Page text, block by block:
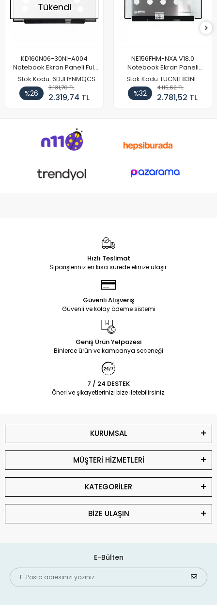
Tükendi
KD160N06-30NI-A004
Notebook Ekran Paneli Full
HD
Stok Kodu: 6DJHYNMQCS
%26
3.131,70 TL
2.319,74 TL
NE156FHM-NXA V18.0
Notebook Ekran Paneli
144Hz
Stok Kodu: LUCNLF83NF
%32
4.115,62 TL
2.781,52 TL
Hızlı Teslimat
Siparişleriniz en kısa sürede elinize ulaşır.
Güvenli Alışveriş
Güvenli ve kolay ödeme sistemi
Geniş Ürün Yelpazesi
Binlerce ürün ve kampanya seçeneği
7 / 24 DESTEK
Öneri ve şikayetlerinizi bize iletebilirsiniz.
KURUMSAL
MÜŞTERİ HİZMETLERİ
KATEGORİLER
BİZE ULAŞIN
E-Bülten